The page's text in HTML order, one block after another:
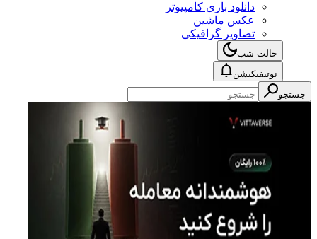
دانلود بازی کامپیوتر
عکس ماشین
تصاویر گرافیکی
حالت شب
نوتیفیکیشن
جستجو